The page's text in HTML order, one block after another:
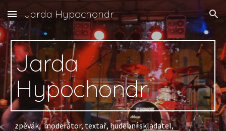
Skip to main content Skip to navigation
Jarda Hypochondr
Jarda
Hypochondr
zpěvák, moderátor, textař, hudební skladatel,